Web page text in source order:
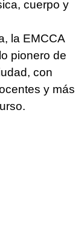
cuerpo y
la EMCCA
pionero de
con
y más